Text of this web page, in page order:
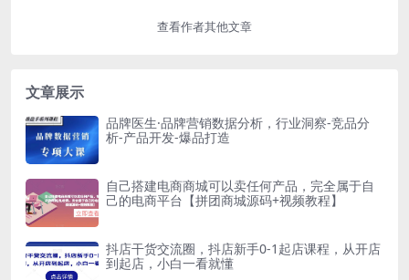
查看作者其他文章
文章展示
品牌医生·品牌营销数据分析，行业洞察-竞品分
析-产品开发-爆品打造
自己搭建电商商城可以卖任何产品，完全属于自
己的电商平台【拼团商城源码+视频教程】
抖店干货交流圈，抖店新手0-1起店课程，从开店
到起店，小白一看就懂